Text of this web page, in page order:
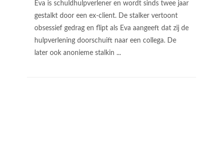
Eva is schuldhulpverlener en wordt sinds twee jaar
gestalkt door een ex-client. De stalker vertoont
obsessief gedrag en flipt als Eva aangeeft dat zij de
hulpverlening doorschuift naar een collega. De
later ook anonieme stalkin ...